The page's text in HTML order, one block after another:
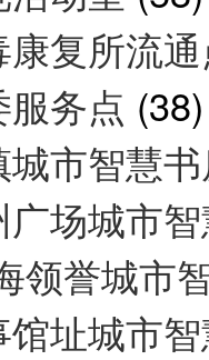
复所流通
务点 (38)
市智慧
场城市
领誉城市
址城市